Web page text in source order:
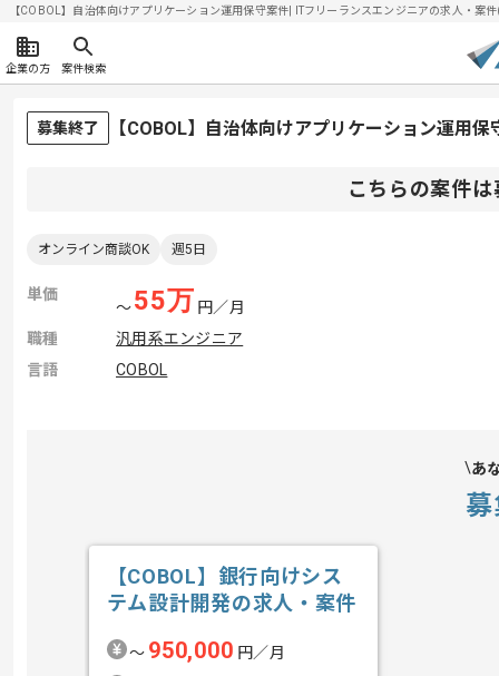
【COBOL】自治体向けアプリケーション運用保守案件| ITフリーランスエンジニアの求人・案
企業の方 案件検索
募集終了 【COBOL】自治体向けアプリケーション運用
こちらの案件
オンライン商談OK 週5日
単価
〜55万 円／月
職種
汎用系エンジニア
言語
COBOL
あ
【COBOL】銀行向けシス
テム設計開発の求人・案件
〜 950,000 円／月